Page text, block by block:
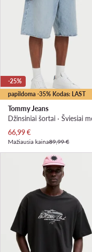
papildoma -35% Kodas: LAST
-25%
Tommy Jeans
Dabartinė kaina
66,99€
Mažiausia kaina89,99 €